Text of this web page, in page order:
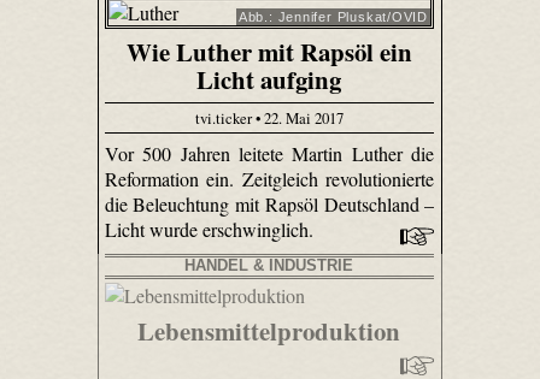
Abb.: Jennifer Pluskat/OVID
Wie Luther mit Rapsöl ein
Licht aufging
tvi.ticker • 22. Mai 2017
Vor 500 Jahren leitete Martin Luther die
Reformation ein. Zeitgleich revolutionierte
die Beleuchtung mit Rapsöl Deutschland –
Licht wurde erschwinglich.
HANDEL & INDUSTRIE
Lebensmittelproduktion